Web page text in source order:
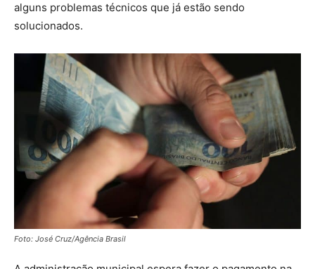
alguns problemas técnicos que já estão sendo
solucionados.
Foto: José Cruz/Agência Brasil